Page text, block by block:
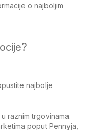
o najboljim
najbolje
raznim trgovinama.
poput Pennyja,